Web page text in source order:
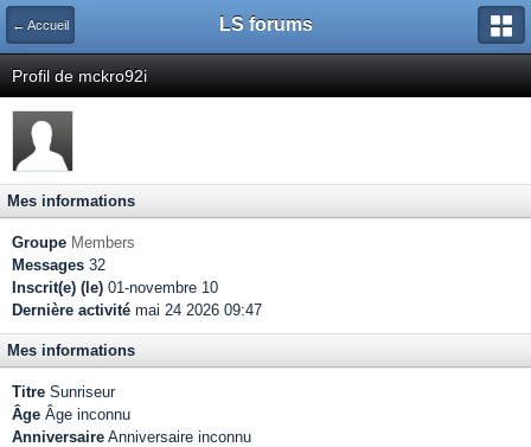
← Accueil LS forums
Profil de mckro92i
Mes informations
Groupe Members
Messages 32
Inscrit(e) (le) 01-novembre 10
Dernière activité mai 24 2026 09:47
Mes informations
Titre Sunriseur
Âge Âge inconnu
Anniversaire Anniversaire inconnu